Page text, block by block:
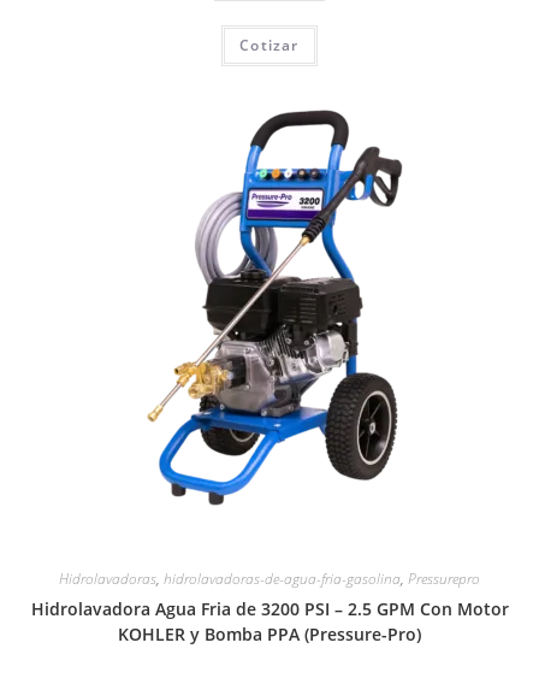
Cotizar
Hidrolavadoras, hidrolavadoras-de-agua-fria-gasolina, Pressurepro
Hidrolavadora Agua Fria de 3200 PSI – 2.5 GPM Con Motor
KOHLER y Bomba PPA (Pressure-Pro)